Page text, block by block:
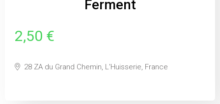
Ferment
2,50 €
28 ZA du Grand Chemin, L'Huisserie, France